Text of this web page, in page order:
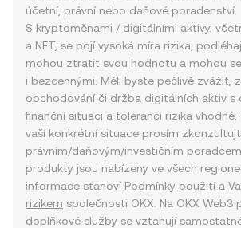
účetní, právní nebo daňové poradenství.
S kryptoměnami / digitálními aktivy,
a NFT, se pojí vysoká míra rizika,
mohou ztratit svou hodnotu a mohou
i bezcennými. Měli byste pečlivě zvážit,
obchodování či držba digitálních aktiv s
finanční situaci a toleranci rizika
vaší konkrétní situace prosím
právním/daňovým/investičním
produkty jsou nabízeny ve všech
informace stanoví Podmínky použitía
rizikem společnosti OKX. Na OKX Web3
doplňkové služby se vztahují